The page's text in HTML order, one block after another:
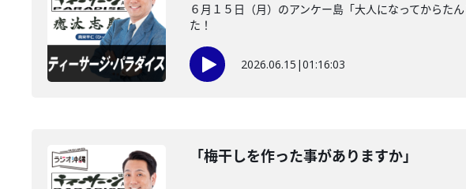
６月１５日（月）のアンケー島「大人になってからた
た！
2026.06.15 |01:16:03
「梅干しを作った事がありますか」